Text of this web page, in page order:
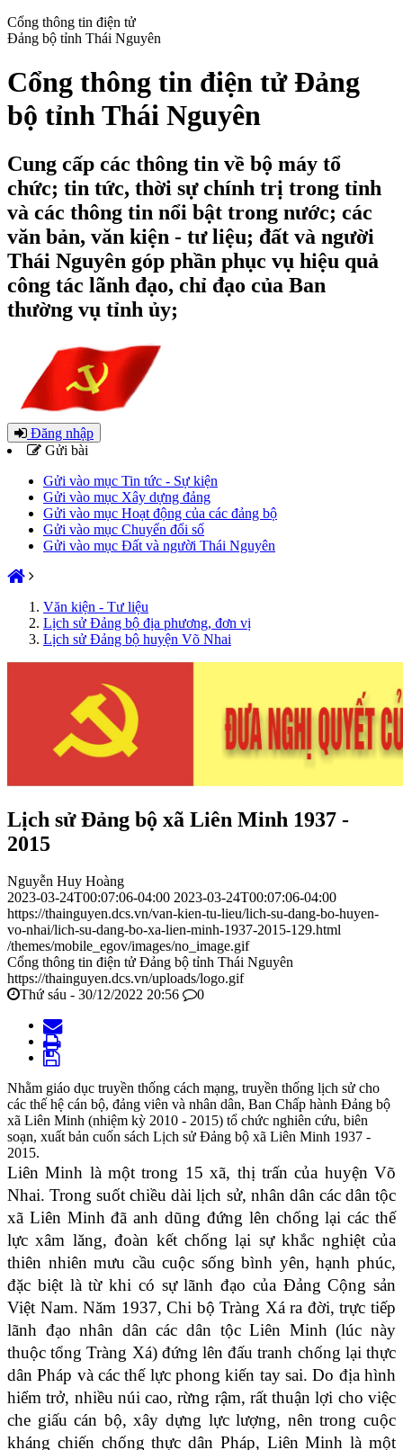
Cổng thông tin điện tử
Đảng bộ tỉnh Thái Nguyên
Cổng thông tin điện tử Đảng
bộ tỉnh Thái Nguyên
Cung cấp các thông tin về bộ máy tổ
chức; tin tức, thời sự chính trị trong tỉnh
và các thông tin nổi bật trong nước; các
văn bản, văn kiện - tư liệu; đất và người
Thái Nguyên góp phần phục vụ hiệu quả
công tác lãnh đạo, chỉ đạo của Ban
thường vụ tỉnh ủy;
Đăng nhập
Gửi bài
Gửi vào mục Tin tức - Sự kiện
Gửi vào mục Xây dựng đảng
Gửi vào mục Hoạt động của các đảng bộ
Gửi vào mục Chuyển đổi số
Gửi vào mục Đất và người Thái Nguyên
Văn kiện - Tư liệu
Lịch sử Đảng bộ địa phương, đơn vị
Lịch sử Đảng bộ huyện Võ Nhai
Lịch sử Đảng bộ xã Liên Minh 1937 -
2015
Nguyễn Huy Hoàng
2023-03-24T00:07:06-04:00 2023-03-24T00:07:06-04:00
https://thainguyen.dcs.vn/van-kien-tu-lieu/lich-su-dang-bo-huyen-
vo-nhai/lich-su-dang-bo-xa-lien-minh-1937-2015-129.html
/themes/mobile_egov/images/no_image.gif
Cổng thông tin điện tử Đảng bộ tỉnh Thái Nguyên
https://thainguyen.dcs.vn/uploads/logo.gif
Thứ sáu - 30/12/2022 20:56
0
Nhằm giáo dục truyền thống cách mạng, truyền thống lịch sử cho
các thế hệ cán bộ, đảng viên và nhân dân, Ban Chấp hành Đảng bộ
xã Liên Minh (nhiệm kỳ 2010 - 2015) tổ chức nghiên cứu, biên
soạn, xuất bản cuốn sách Lịch sử Đảng bộ xã Liên Minh 1937 -
2015.
Liên Minh là một trong 15 xã, thị trấn của huyện Võ
Nhai. Trong suốt chiều dài lịch sử, nhân dân các dân tộc
xã Liên Minh đã anh dũng đứng lên chống lại các thế
lực xâm lăng, đoàn kết chống lại sự khắc nghiệt của
thiên nhiên mưu cầu cuộc sống bình yên, hạnh phúc,
đặc biệt là từ khi có sự lãnh đạo của Đảng Cộng sản
Việt Nam. Năm 1937, Chi bộ Tràng Xá ra đời, trực tiếp
lãnh đạo nhân dân các dân tộc Liên Minh (lúc này
thuộc tổng Tràng Xá) đứng lên đấu tranh chống lại thực
dân Pháp và các thế lực phong kiến tay sai. Do địa hình
hiểm trở, nhiều núi cao, rừng rậm, rất thuận lợi cho việc
che giấu cán bộ, xây dựng lực lượng, nên trong cuộc
kháng chiến chống thực dân Pháp, Liên Minh là một